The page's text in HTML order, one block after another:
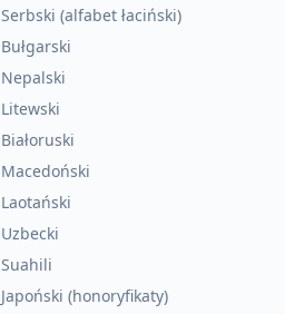
Serbski (alfabet łaciński)
Bułgarski
Nepalski
Litewski
Białoruski
Macedoński
Laotański
Uzbecki
Suahili
Japoński (honoryfikaty)